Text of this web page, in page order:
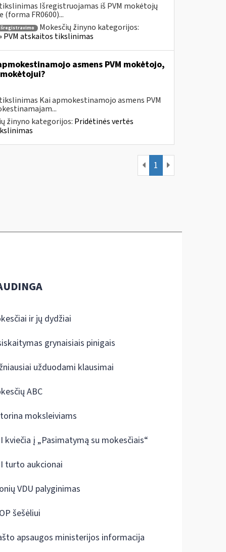
Išregistruojamas iš PVM mokėtojų
FR0600)...
Mokesčių žinyno kategorijos:
PVM atskaitos tikslinimas
asmens PVM mokėtojo,
Kai apmokestinamojo asmens PVM
žinyno kategorijos: Pridėtinės vertės
1
ir jų dydžiai
grynaisiais pinigais
užduodami klausimai
ABC
moksleiviams
kviečia į „Pasimatymą su mokesčiais“
turto aukcionai
VDU palyginimas
šešėliui
apsaugos ministerijos informacija